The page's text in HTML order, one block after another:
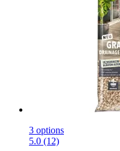
3 options
5.0 (12)